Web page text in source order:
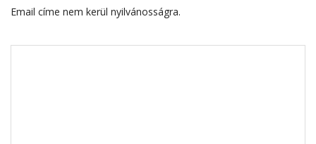
Email címe nem kerül nyilvánosságra.